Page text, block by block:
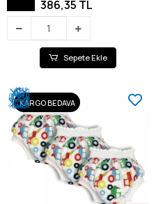
386,35 TL
Sepete Ekle
KARGO BEDAVA